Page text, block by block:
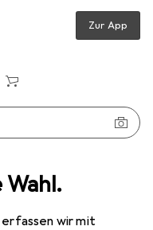
Wahl.
erfassen wir mit
Zur App
metal frame key lock